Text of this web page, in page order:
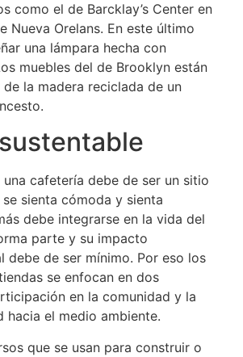
como el de Barcklay’s Center en
Nueva Orelans. En este último
una lámpara hecha con
muebles del de Brooklyn están
la madera reciclada de un
una cafetería debe de ser un sitio
sienta cómoda y sienta
debe integrarse en la vida del
parte y su impacto
debe de ser mínimo. Por eso los
se enfocan en dos
en la comunidad y la
hacia el medio ambiente.
que se usan para construir o